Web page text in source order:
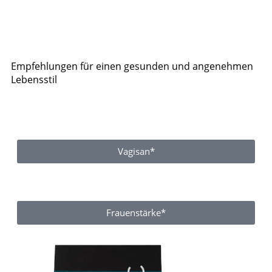
Empfehlungen für einen gesunden und angenehmen
Lebensstil
Vagisan*
Frauenstärke*